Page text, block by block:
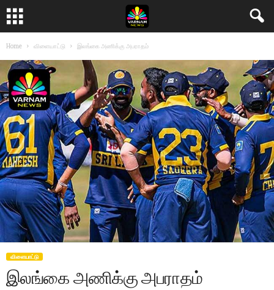
Home விளையா‌ட்டு இலங்கை அணிக்கு அபராதம்
விளையா‌ட்டு
இலங்கை அணிக்கு அபராதம்